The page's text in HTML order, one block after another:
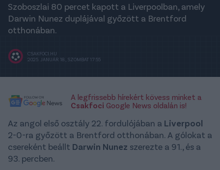
Szoboszlai 80 percet kapott a Liverpoolban, amely
Darwin Nunez duplájával győzött a Brentford
otthonában.
CSAKFOCI.HU
2025. JANUÁR 18., SZOMBAT 17:55
A legfrissebb hírekért kövess minket a
Csakfoci Google News oldalán is!
Az angol első osztály 22. fordulójában a Liverpool
2-0-ra győzött a Brentford otthonában. A gólokat a
csereként beállt Darwin Nunez szerezte a 91., és a
93. percben.